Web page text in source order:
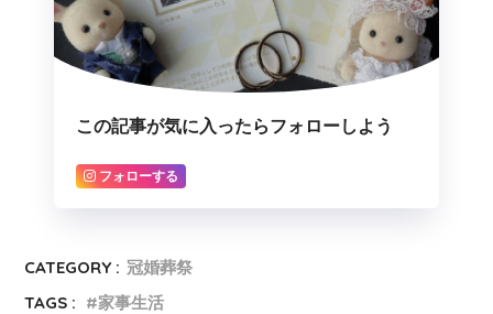
この記事が気に入ったらフォローしよう
フォローする
CATEGORY : 冠婚葬祭
TAGS :
家事生活